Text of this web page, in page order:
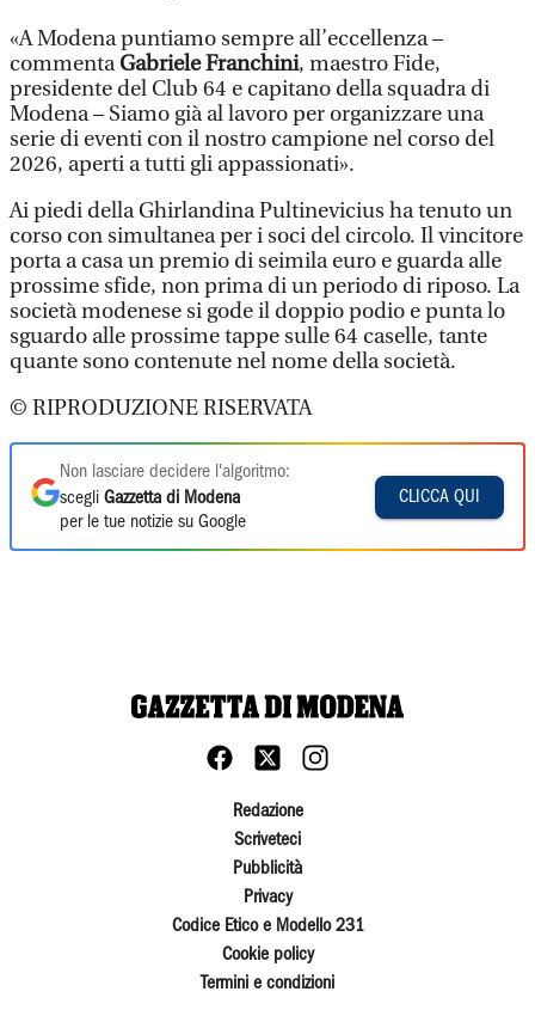
«A Modena puntiamo sempre all’eccellenza –
commentaGabriele Franchini, maestro Fide,
presidente del Club 64 e capitano della squadra di
Modena – Siamo già al lavoro per organizzare una
serie di eventi con il nostro campione nel corso del
2026, aperti a tutti gli appassionati».
Ai piedi della Ghirlandina Pultinevicius ha tenuto un
corso con simultanea per i soci del circolo. Il vincitore
porta a casa un premio di seimila euro e guarda alle
prossime sfide, non prima di un periodo di riposo. La
società modenese si gode il doppio podio e punta lo
sguardo alle prossime tappe sulle 64 caselle, tante
quante sono contenute nel nome della società.
© RIPRODUZIONE RISERVATA
Non lasciare decidere l'algoritmo:
scegli Gazzetta di Modena
per le tue notizie su Google
CLICCA QUI
Redazione
Scriveteci
Pubblicità
Privacy
Codice Etico e Modello 231
Cookie policy
Termini e condizioni